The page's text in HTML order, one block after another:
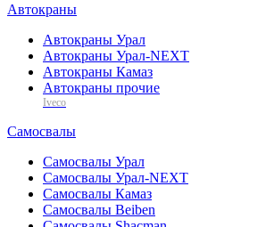
Автокраны
Автокраны Урал
Автокраны Урал-NEXT
Автокраны Камаз
Автокраны прочие
Iveco
Самосвалы
Самосвалы Урал
Самосвалы Урал-NEXT
Самосвалы Камаз
Самосвалы Beiben